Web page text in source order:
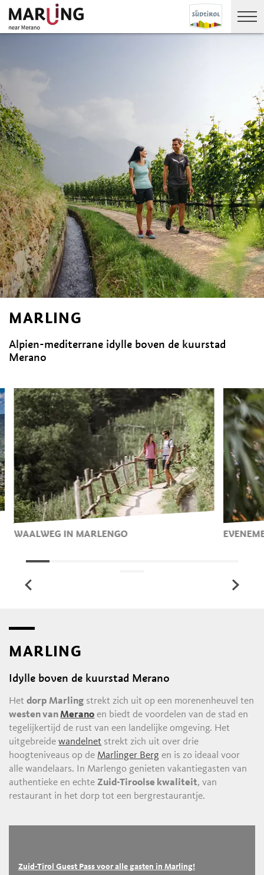
MARLING
Alpien-mediterrane idylle boven de kuurstad
Merano
WAALWEG IN MARLENGO
MARLING
Idylle boven de kuurstad Merano
Hetdorp Marling strekt zich uit op een morenenheuvel ten
westen vanMerano en biedt de voordelen van de stad en
tegelijkertijd de rust van een landelijke omgeving. Het
uitgebreidewandelnet strekt zich uit over drie
hoogteniveaus op de Marlinger Berg en is zo ideaal voor
alle wandelaars. In Marlengo genieten vakantiegasten van
authentieke en echteZuid-Tiroolse kwaliteit, van
restaurant in het dorp tot een bergrestaurantje.
Zuid-Tirol Guest Pass voor alle gasten in Marling!